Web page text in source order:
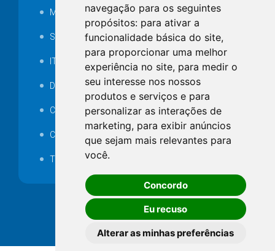
navegação para os seguintes
propósitos: para ativar a
funcionalidade básica do site,
para proporcionar uma melhor
experiência no site, para medir o
seu interesse nos nossos
produtos e serviços e para
personalizar as interações de
marketing, para exibir anúncios
que sejam mais relevantes para
você.
Concordo
Eu recuso
Alterar as minhas preferências
MANUTENÇÃO DE ILUMINAÇÃO PÚBLICA
Serviços Técnicos TI
ITR
Desapropriações
Catalogo Eletrônico de Padronização
Consórcios Municipais
Telefones Úteis